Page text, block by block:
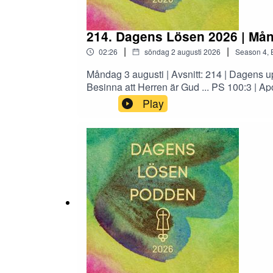
214. Dagens Lösen 2026 |
02:26 | söndag 2 augusti 2026 | Season 4,
Måndag 3 augusti | Avsnitt: 214 | Dagens
Besinna att Herren är Gud ... PS 100:3 |
omvända sig och få liv.” APG 11:18 |
död,och förlåter dem båda.DIETRICH
andaktspodd med ord som lyser upp din
längst av alla, sedan 1731. Podden
Svenska Bibelsällskapet. Andaktsboken ©
Helsingfors REDAKTÖR: Anna Ekman |
stort sällskap. Dagens lösen är världens
innehåller två bibelord för varje dag som
Play